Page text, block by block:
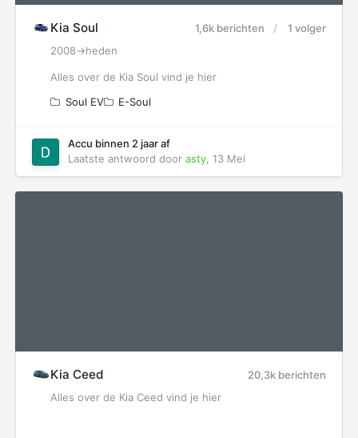
Kia Soul 1,6k berichten
1 volger
2008->heden
Alles over de Kia Soul vind je hier
Soul EV
E-Soul
Accu binnen 2 jaar af
Laatste antwoord door asty 13 Mei
Kia Ceed
20,3k berichten
Alles over de Kia Ceed vind je hier